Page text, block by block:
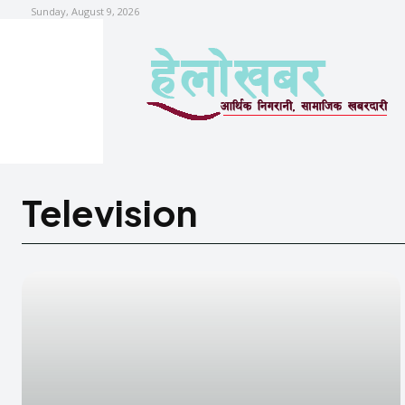
Sunday, August 9, 2026
Television